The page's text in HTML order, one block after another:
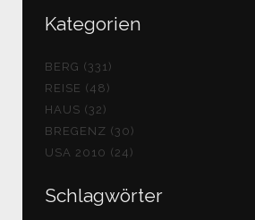
Kategorien
BERG (331)
REISE (48)
HAUS (32)
BREGENZ (30)
USA 2010 (24)
Schlagwörter